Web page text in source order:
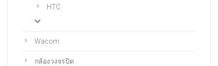
HTC
Wacom
กล้องวงจรปิด